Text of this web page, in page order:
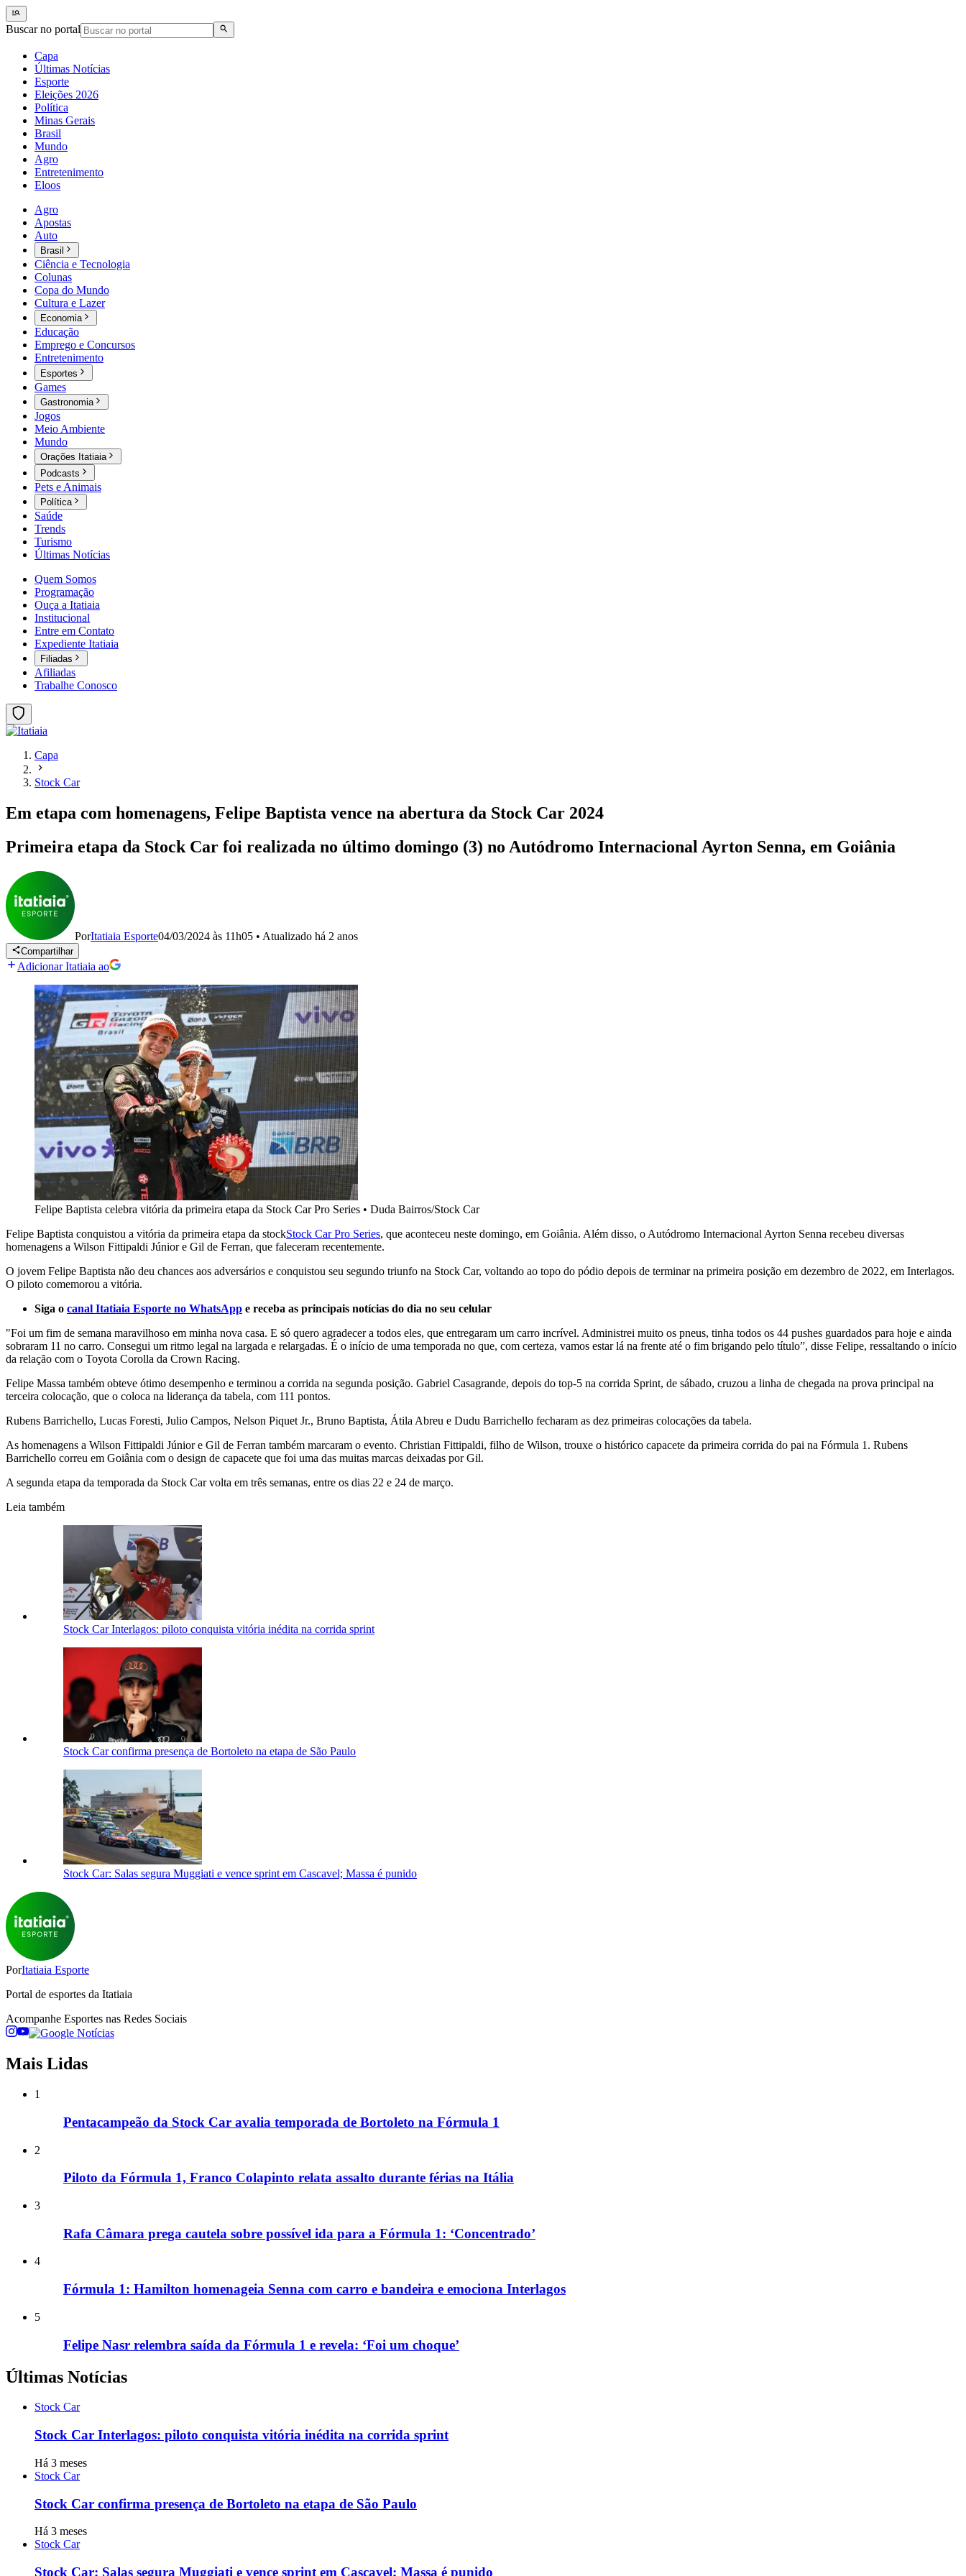
Buscar no portal
Capa
Últimas Notícias
Esporte
Eleições 2026
Política
Minas Gerais
Brasil
Mundo
Agro
Entretenimento
Eloos
Agro
Apostas
Auto
Brasil
Ciência e Tecnologia
Colunas
Copa do Mundo
Cultura e Lazer
Economia
Educação
Emprego e Concursos
Entretenimento
Esportes
Games
Gastronomia
Jogos
Meio Ambiente
Mundo
Orações Itatiaia
Podcasts
Pets e Animais
Política
Saúde
Trends
Turismo
Últimas Notícias
Quem Somos
Programação
Ouça a Itatiaia
Institucional
Entre em Contato
Expediente Itatiaia
Filiadas
Afiliadas
Trabalhe Conosco
Capa
Stock Car
Em etapa com homenagens, Felipe Baptista vence na abertura da Stock Car 2024
Primeira etapa da Stock Car foi realizada no último domingo (3) no Autódromo Internacional Ayrton Senna, em Goiânia
PorItatiaia Esporte04/03/2024 às 11h05 • Atualizado há 2 anos
Compartilhar
Adicionar Itatiaia ao
Felipe Baptista celebra vitória da primeira etapa da Stock Car Pro Series • Duda Bairros/Stock Car
Felipe Baptista conquistou a vitória da primeira etapa da stockStock Car Pro Series, que aconteceu neste domingo, em Goiânia. Além disso, o Autódromo Internacional Ayrton Senna recebeu diversas
homenagens a Wilson Fittipaldi Júnior e Gil de Ferran, que faleceram recentemente.
O jovem Felipe Baptista não deu chances aos adversários e conquistou seu segundo triunfo na Stock Car, voltando ao topo do pódio depois de terminar na primeira posição em dezembro de 2022, em Interlagos.
O piloto comemorou a vitória.
Siga o canal Itatiaia Esporte no WhatsApp e receba as principais notícias do dia no seu celular
"Foi um fim de semana maravilhoso em minha nova casa. E só quero agradecer a todos eles, que entregaram um carro incrível. Administrei muito os pneus, tinha todos os 44 pushes guardados para hoje e ainda
sobraram 11 no carro. Consegui um ritmo legal na largada e relargadas. É o início de uma temporada no que, com certeza, vamos estar lá na frente até o fim brigando pelo título”, disse Felipe, ressaltando o início
da relação com o Toyota Corolla da Crown Racing.
Felipe Massa também obteve ótimo desempenho e terminou a corrida na segunda posição. Gabriel Casagrande, depois do top-5 na corrida Sprint, de sábado, cruzou a linha de chegada na prova principal na
terceira colocação, que o coloca na liderança da tabela, com 111 pontos.
Rubens Barrichello, Lucas Foresti, Julio Campos, Nelson Piquet Jr., Bruno Baptista, Átila Abreu e Dudu Barrichello fecharam as dez primeiras colocações da tabela.
As homenagens a Wilson Fittipaldi Júnior e Gil de Ferran também marcaram o evento. Christian Fittipaldi, filho de Wilson, trouxe o histórico capacete da primeira corrida do pai na Fórmula 1. Rubens
Barrichello correu em Goiânia com o design de capacete que foi uma das muitas marcas deixadas por Gil.
A segunda etapa da temporada da Stock Car volta em três semanas, entre os dias 22 e 24 de março.
Leia também
Stock Car Interlagos: piloto conquista vitória inédita na corrida sprint
Stock Car confirma presença de Bortoleto na etapa de São Paulo
Stock Car: Salas segura Muggiati e vence sprint em Cascavel; Massa é punido
PorItatiaia Esporte
Portal de esportes da Itatiaia
Acompanhe Esportes nas Redes Sociais
Mais Lidas
1
Pentacampeão da Stock Car avalia temporada de Bortoleto na Fórmula 1
2
Piloto da Fórmula 1, Franco Colapinto relata assalto durante férias na Itália
3
Rafa Câmara prega cautela sobre possível ida para a Fórmula 1: ‘Concentrado’
4
Fórmula 1: Hamilton homenageia Senna com carro e bandeira e emociona Interlagos
5
Felipe Nasr relembra saída da Fórmula 1 e revela: ‘Foi um choque’
Últimas Notícias
Stock Car
Stock Car Interlagos: piloto conquista vitória inédita na corrida sprint
Há 3 meses
Stock Car
Stock Car confirma presença de Bortoleto na etapa de São Paulo
Há 3 meses
Stock Car
Stock Car: Salas segura Muggiati e vence sprint em Cascavel; Massa é punido